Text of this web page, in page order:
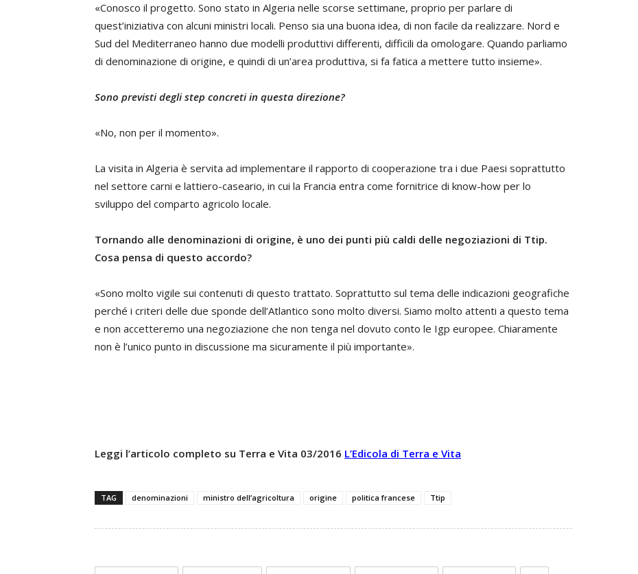
«Conosco il progetto. Sono stato in Algeria nelle scorse settimane, proprio per parlare di
quest’iniziativa con alcuni ministri locali. Penso sia una buona idea, di non facile da realizzare. Nord e
Sud del Mediterraneo hanno due modelli produttivi differenti, difficili da omologare. Quando parliamo
di denominazione di origine, e quindi di un’area produttiva, si fa fatica a mettere tutto insieme».
Sono previsti degli step concreti in questa direzione?
«No, non per il momento».
La visita in Algeria è servita ad implementare il rapporto di cooperazione tra i due Paesi soprattutto
nel settore carni e lattiero-caseario, in cui la Francia entra come fornitrice di know-how per lo
sviluppo del comparto agricolo locale.
Tornando alle denominazioni di origine, è uno dei punti più caldi delle negoziazioni di Ttip.
Cosa pensa di questo accordo?
«Sono molto vigile sui contenuti di questo trattato. Soprattutto sul tema delle indicazioni geografiche
perché i criteri delle due sponde dell’Atlantico sono molto diversi. Siamo molto attenti a questo tema
e non accetteremo una negoziazione che non tenga nel dovuto conto le Igp europee. Chiaramente
non è l’unico punto in discussione ma sicuramente il più importante».
Leggi l’articolo completo su Terra e Vita 03/2016 L’Edicola di Terra e Vita
TAG denominazioni ministro dell’agricoltura origine politica francese Ttip